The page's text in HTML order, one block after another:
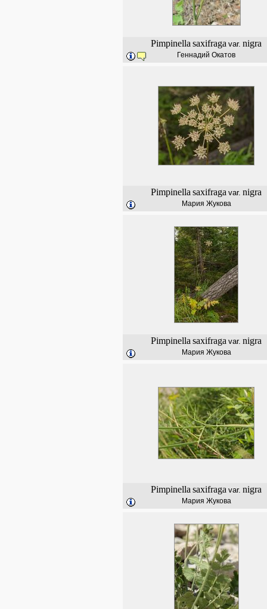
Pimpinella saxifraga var. nigra
Геннадий Окатов
Pimpinella saxifraga var. nigra
Мария Жукова
Pimpinella saxifraga var. nigra
Мария Жукова
Pimpinella saxifraga var. nigra
Мария Жукова